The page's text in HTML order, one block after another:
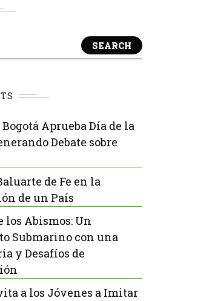
SEARCH
Bogotá Aprueba Día de la
Debate sobre
de Fe en la
de un País
los Abismos: Un
Submarino con una
y Desafíos de
a los Jóvenes a Imitar